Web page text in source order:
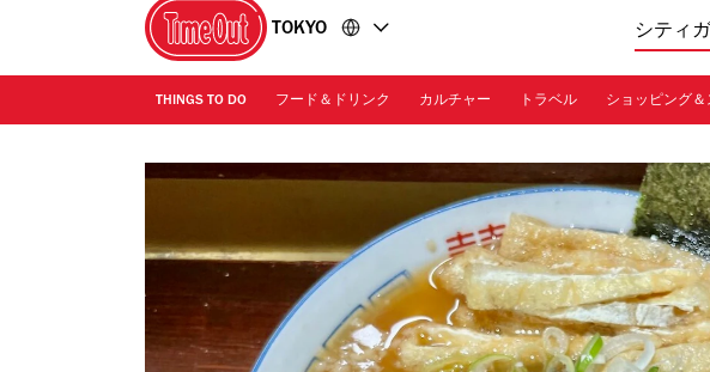
TOKYO シティ
THINGS TO DO フード＆ドリンク カルチャー トラベル ショッピング＆